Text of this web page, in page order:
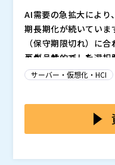
AI需要の急拡大により
期長期化が続いていま
（保守期限切れ）に
とが一般的でした。
必要なサーバーを調達
や事業インフラを支
が読めない中でも、
サーバーは単なる一
再生品サーバーを選
当に十分なのか ・品
切れないケースは少
「新品は安心」「再
では最新機種が必ず
生品サーバーをどの
す。 前世代・再生品
用途であれば業務利
対応を担当している
サーバー・仮想化・HCI